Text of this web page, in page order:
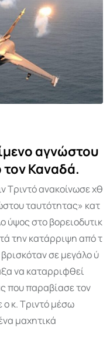
αγνώστου
Καναδά.
ανακοίνωσε χθ
ταυτότητας» κατ
ύψος στο βορειοδυτικ
την κατάρριψη από τ
σε μεγάλο ύ
να καταρριφθεί
που παραβίασε τον
ο κ. Τριντό μέσω
μαχητικά